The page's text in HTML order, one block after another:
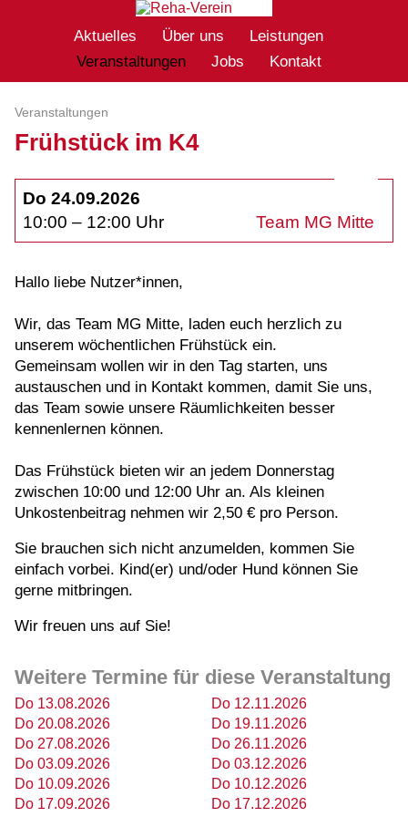
Aktuelles Über uns
Leistungen
Veranstaltungen
Jobs Kontakt
Veranstaltungen
Frühstück im K4
Do 24.09.2026
10:00 – 12:00 Uhr
Team MG Mitte
Hallo liebe Nutzer*innen,
Wir, das Team MG Mitte, laden euch herzlich zu
unserem wöchentlichen Frühstück ein.
Gemeinsam wollen wir in den Tag starten, uns
austauschen und in Kontakt kommen, damit Sie uns,
das Team sowie unsere Räumlichkeiten besser
kennenlernen können.
Das Frühstück bieten wir an jedem Donnerstag
zwischen 10:00 und 12:00 Uhr an. Als kleinen
Unkostenbeitrag nehmen wir 2,50 € pro Person.
Sie brauchen sich nicht anzumelden, kommen Sie
einfach vorbei. Kind(er) und/oder Hund können Sie
gerne mitbringen.
Wir freuen uns auf Sie!
Weitere Termine für diese Veranstaltung
Do 13.08.2026
Do 20.08.2026
Do 27.08.2026
Do 03.09.2026
Do 10.09.2026
Do 17.09.2026
Do 12.11.2026
Do 19.11.2026
Do 26.11.2026
Do 03.12.2026
Do 10.12.2026
Do 17.12.2026